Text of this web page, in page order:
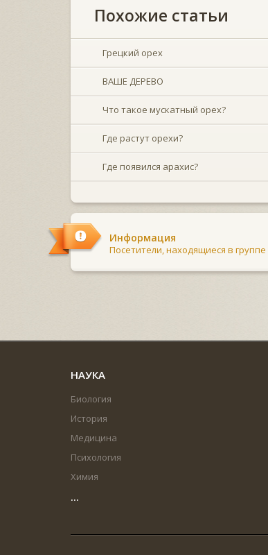
Похожие статьи
Грецкий орех
ВАШЕ ДЕРЕВО
Что такое мускатный орех?
Где растут орехи?
Где появился арахис?
Информация
Посетители, находящиеся в группе
НАУКА
Биология
История
Медицина
Психология
Химия
...